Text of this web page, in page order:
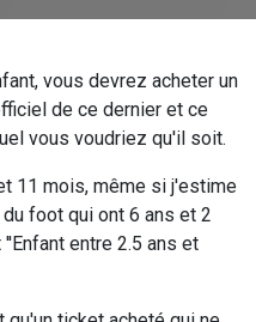
vous devrez acheter un
de ce dernier et ce
vous voudriez qu'il soit.
11 mois, même si j'estime
foot qui ont 6 ans et 2
entre 2.5 ans et